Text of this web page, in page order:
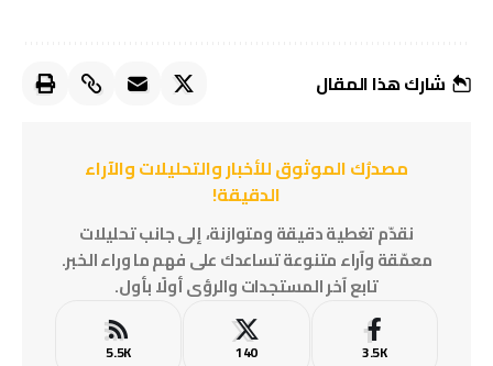
شارك هذا المقال
مصدرُك الموثوق للأخبار والتحليلات والآراء
الدقيقة!
نقدّم تغطية دقيقة ومتوازنة، إلى جانب تحليلات
معمّقة وآراء متنوعة تساعدك على فهم ما وراء الخبر.
تابع آخر المستجدات والرؤى أولًا بأول.
3.5K
140
5.5K